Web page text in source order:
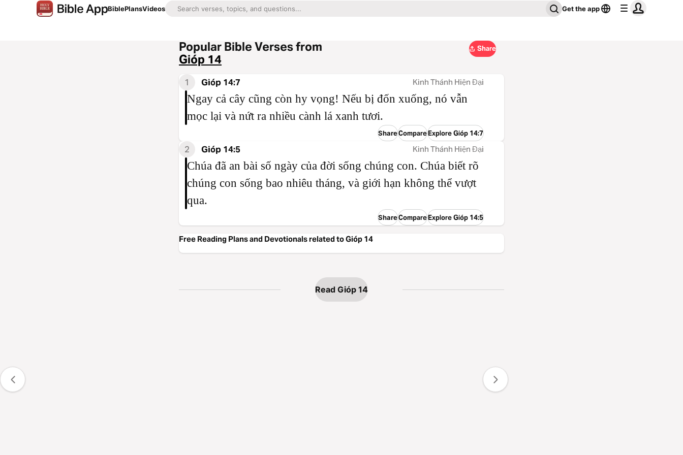
BiblePlansVideos Get the app
Popular Bible Verses from
Gióp 14
Share
1 Gióp 14:7 Kinh Thánh Hiện Đại
Ngay cả cây cũng còn hy vọng! Nếu bị đốn xuống, nó vẫn
mọc lại và nứt ra nhiều cành lá xanh tươi.
ShareCompareExplore Gióp 14:7
2 Gióp 14:5 Kinh Thánh Hiện Đại
Chúa đã an bài số ngày của đời sống chúng con. Chúa biết rõ
chúng con sống bao nhiêu tháng, và giới hạn không thể vượt
qua.
ShareCompareExplore Gióp 14:5
Free Reading Plans and Devotionals related to Gióp 14
Read Gióp 14